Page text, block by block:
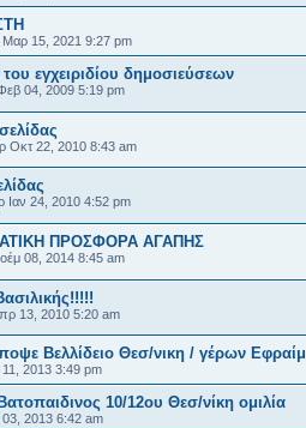
Μαρ 15, 2021 9:27 pm
εγχειριδίου δημοσιεύσεων
04, 2009 5:19 pm
Οκτ 22, 2010 8:43 am
Ιαν 24, 2010 4:52 pm
ΠΡΟΣΦΟΡΑ ΑΓΑΠΗΣ
08, 2014 8:45 am
13, 2010 5:20 am
Βελλίδειο Θεσ/νικη / γέρων Εφραίμ
11, 2013 3:49 pm
10/12ου Θεσ/νίκη ομιλία
03, 2013 6:42 am